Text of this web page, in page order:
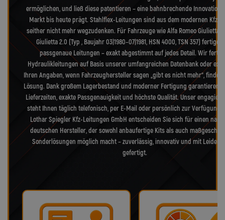
ermöglichen, und ließ diese patentieren – eine bahnbrechende Innovation,
Markt bis heute prägt. Stahlflex-Leitungen sind aus dem modernen Kfz-
seither nicht mehr wegzudenken. Für Fahrzeuge wie Alfa Romeo Giulietta
Giulietta 2.0 (Typ , Baujahr 03|1980–07|1981, HSN 4000, TSN 357)
passgenaue Leitungen – exakt abgestimmt auf jedes Detail. Wir
Hydraulikleitungen auf Basis unserer umfangreichen Datenbank oder
Ihren Angaben, wenn Fahrzeughersteller sagen „gibt es nicht mehr“,
Lösung. Dank großem Lagerbestand und moderner Fertigung garantieren
Lieferzeiten, exakte Passgenauigkeit und höchste Qualität. Unser
steht Ihnen täglich telefonisch, per E-Mail oder persönlich zur Verfügung.
Lothar Spiegler Kfz-Leitungen GmbH entscheiden Sie sich für einen
deutschen Hersteller, der sowohl anbaufertige Kits als auch
Sonderlösungen möglich macht – zuverlässig, innovativ und mit
gefertigt.